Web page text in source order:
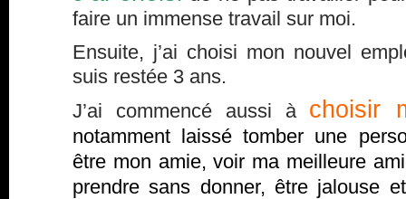
faire un immense travail sur moi.
Ensuite, j’ai choisi mon nouvel
suis restée 3 ans.
J’ai commencé aussi à choisir
notamment laissé tomber une
être mon amie, voir ma meilleure
prendre sans donner, être jalouse